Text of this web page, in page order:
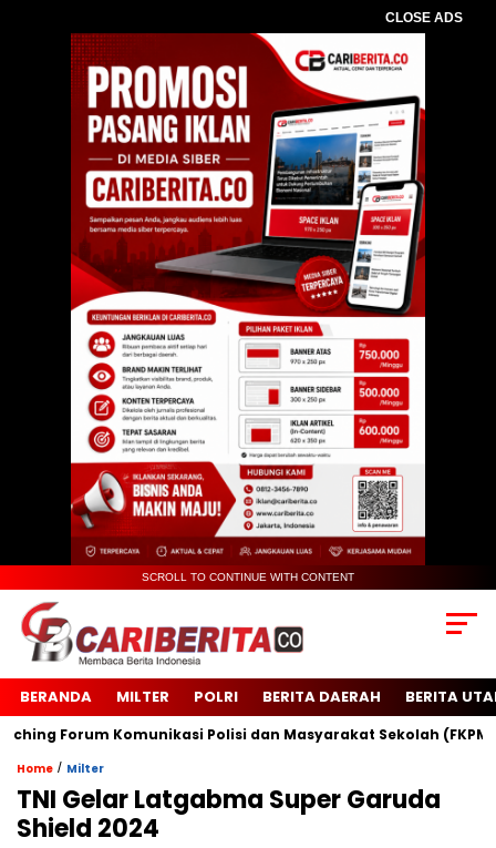
CLOSE ADS
SCROLL TO CONTINUE WITH CONTENT
BERANDA MILTER POLRI BERITA DAERAH BERITA
Forum Komunikasi Polisi dan Masyarakat Sekolah (FKPMS)
Home / Milter
TNI Gelar Latgabma Super Garuda
Shield 2024